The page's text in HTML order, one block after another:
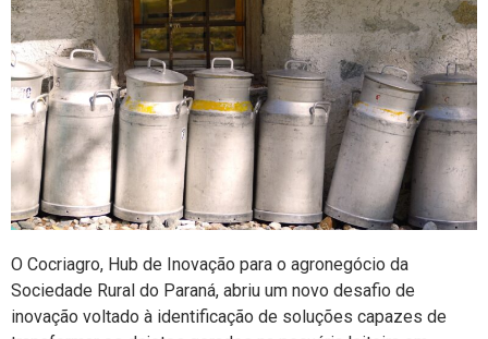
O Cocriagro, Hub de Inovação para o agronegócio da
Sociedade Rural do Paraná, abriu um novo desafio de
inovação voltado à identificação de soluções capazes de